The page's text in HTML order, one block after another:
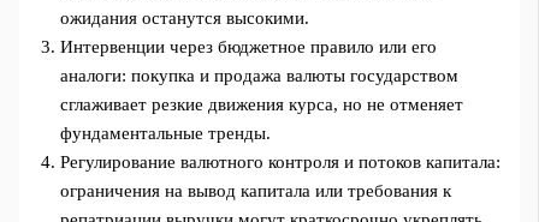
ожидания останутся высокими.
Интервенции через бюджетное правило или его
аналоги: покупка и продажа валюты государством
сглаживает резкие движения курса, но не отменяет
фундаментальные тренды.
Регулирование валютного контроля и потоков капитала:
ограничения на вывод капитала или требования к